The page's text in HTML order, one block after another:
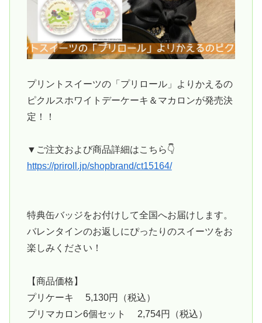
プリントスイーツの「プリロール」よりかえるの
ピクルスホワイトデーケーキ＆マカロンが発売決
定！！
▼ご注文および商品詳細はこちら👇
https://priroll.jp/shopbrand/ct15164/
特典缶バッジをお付けして全国へお届けします。
バレンタインのお返しにぴったりのスイーツをお
楽しみください！
【商品価格】
プリケーキ 5,130円（税込）
プリマカロン6個セット 2,754円（税込）